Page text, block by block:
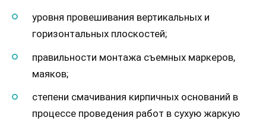
уровня провешивания вертикальных и
горизонтальных плоскостей;
правильности монтажа съемных маркеров,
маяков;
степени смачивания кирпичных оснований в
процессе проведения работ в сухую жаркую